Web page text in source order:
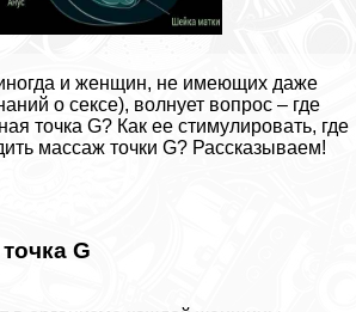
и женщин, не имеющих даже
о ceкcе), волнует вопрос – где
точка G? Как ее стимулировать, где
массаж точки G? Рассказываем!
G